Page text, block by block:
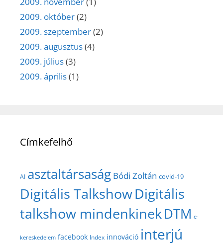
2009. október(2)
2009. szeptember(2)
2009. augusztus(4)
2009. július(3)
2009. április(1)
Címkefelhő
AI asztaltársaság Bódi Zoltán covid-19
Digitális TalkshowDigitális
talkshow mindenkinekDTM e-
kereskedelem facebook Index innováció interjú